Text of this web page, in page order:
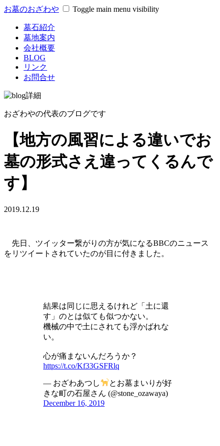
お墓のおざわや Toggle main menu visibility
墓石紹介
墓地案内
会社概要
BLOG
リンク
お問合せ
おざわやの代表のブログです
【地方の風習による違いでお
墓の形式さえ違ってくるんで
す】
2019.12.19
先日、ツイッター繋がりの方が気になるBBCのニュース
をリツイートされていたのが目に付きました。
結果は同じに思えるけれど「土に還
す」のとは似ても似つかない。
機械の中で土にされても浮かばれな
い。
心が痛まないんだろうか？
https://t.co/Kf33GSFRlq
— おざわあつし
とお墓まいりが好
きな町の石屋さん (@stone_ozawaya)
December 16, 2019